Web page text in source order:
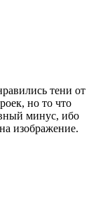
тени от
но то что
минус, ибо
изображение.